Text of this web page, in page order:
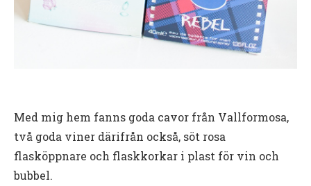
Med mig hem fanns goda cavor från Vallformosa,
två goda viner därifrån också, söt rosa
flasköppnare och flaskkorkar i plast för vin och
bubbel.